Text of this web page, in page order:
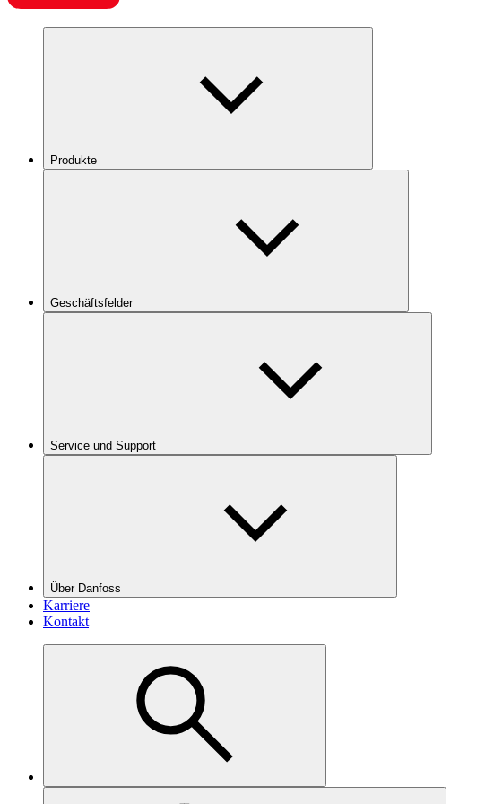
Produkte
Geschäftsfelder
Service und Support
Über Danfoss
Karriere
Kontakt